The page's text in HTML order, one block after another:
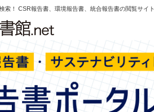
索！ CSR報告書、環境報告書、統合報告書の閲覧サイト